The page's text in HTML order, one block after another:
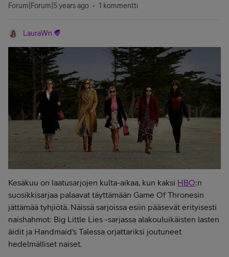
Forum|Forum|5 years ago 1 kommentti
LauraWn
Kesäkuu on laatusarjojen kulta-aikaa, kun kaksi HBO:n
suosikkisarjaa palaavat täyttämään Game Of Thronesin
jättämää tyhjiötä. Näissä sarjoissa esiin pääsevät erityisesti
naishahmot: Big Little Lies -sarjassa alakouluikäisten lasten
äidit ja Handmaid's Talessa orjattariksi joutuneet
hedelmälliset naiset.